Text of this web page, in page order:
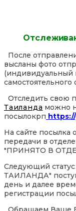
После
высланы фото
(индивидуальный
самостоятельного
Отследить свою
Таиланда можно
посылокрп
На сайте посылка
передачи в
"ПРИНЯТО В
Следующий
ТАИЛАНДА"
день и далее
регистрации